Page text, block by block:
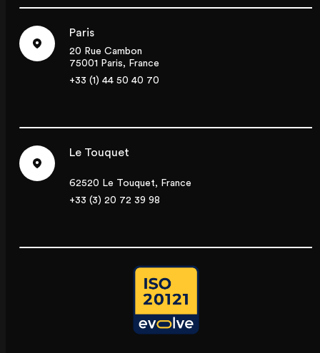
Paris
20 Rue Cambon
75001 Paris, France
+33 (1) 44 50 40 70
Le Touquet
62520 Le Touquet, France
+33 (3) 20 72 39 98